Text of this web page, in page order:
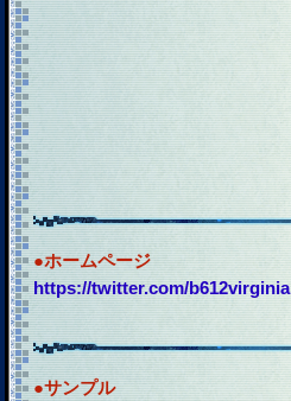
●ホームページ
https://twitter.com/b612virginia
●サンプル